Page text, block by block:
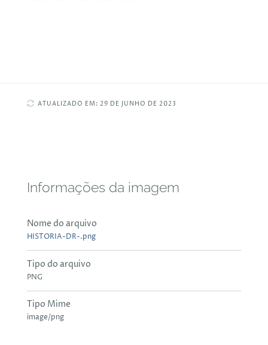
ATUALIZADO EM: 29 DE JUNHO DE 2023
Informações da imagem
Nome do arquivo
HISTORIA-DR-.png
Tipo do arquivo
PNG
Tipo Mime
image/png